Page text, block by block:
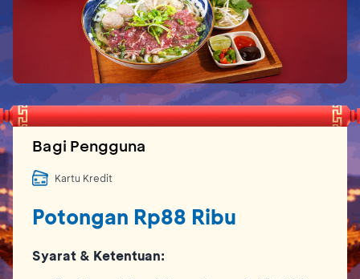
Bagi Pengguna
Kartu Kredit
Potongan Rp88 Ribu
Syarat & Ketentuan: